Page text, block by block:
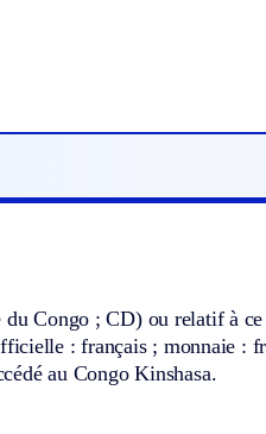
Congo ; CD) ou relatif à
: français ; monnaie :
au Congo Kinshasa.